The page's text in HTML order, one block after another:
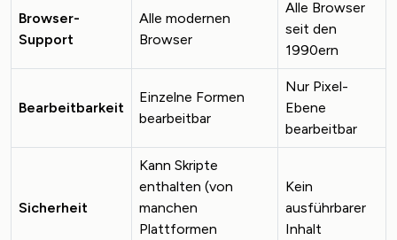
Browser-
Support
Alle modernen
Browser
Alle Browser
seit den
1990ern
Bearbeitbarkeit
Einzelne Formen
bearbeitbar
Nur Pixel-
Ebene
bearbeitbar
Sicherheit
Kann Skripte
enthalten (von
manchen
Plattformen
Kein
ausführbarer
Inhalt